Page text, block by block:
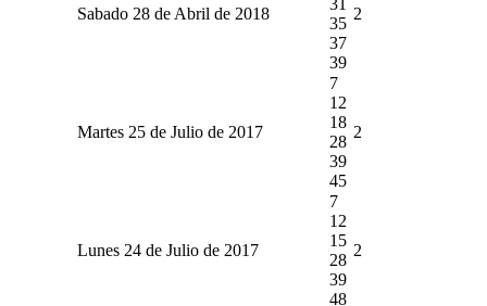
Sabado 28 de Abril de 2018
35
37
39
2
Martes 25 de Julio de 2017
7
12
18
28
39
45
2
Lunes 24 de Julio de 2017
7
12
15
28
39
48
2